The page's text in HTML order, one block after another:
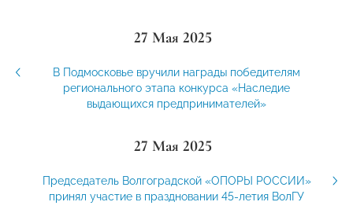
27 Мая 2025
В Подмосковье вручили награды победителям
регионального этапа конкурса «Наследие
выдающихся предпринимателей»
27 Мая 2025
Председатель Волгоградской «ОПОРЫ РОССИИ»
принял участие в праздновании 45-летия ВолГУ